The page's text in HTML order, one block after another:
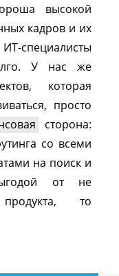
высокой
кадров и их
специалисты
У нас же
которая
просто
сторона:
со всеми
на поиск и
от не
то